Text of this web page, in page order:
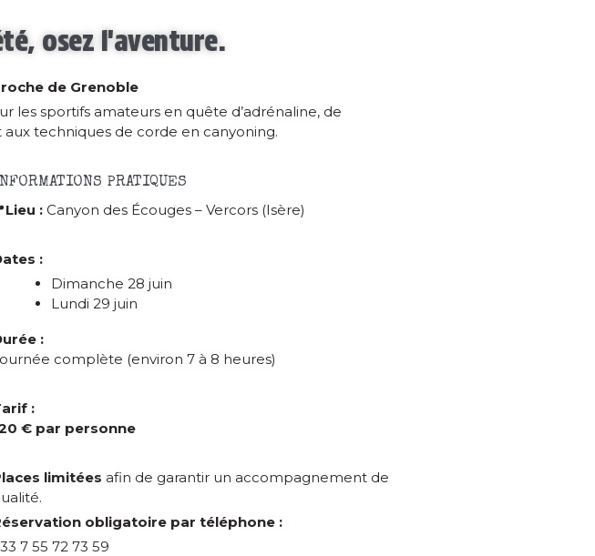
osez l'aventure.
de Grenoble
sportifs amateurs en quête d’adrénaline, de
techniques de corde en canyoning.
PRATIQUES
Lieu : Canyon des Écouges – Vercors (Isère)
:
Dimanche 28 juin
Lundi 29 juin
:
complète (environ 7 à 8 heures)
:
€ par personne
limitées afin de garantir un accompagnement de
obligatoire par téléphone :
7 55 72 73 59